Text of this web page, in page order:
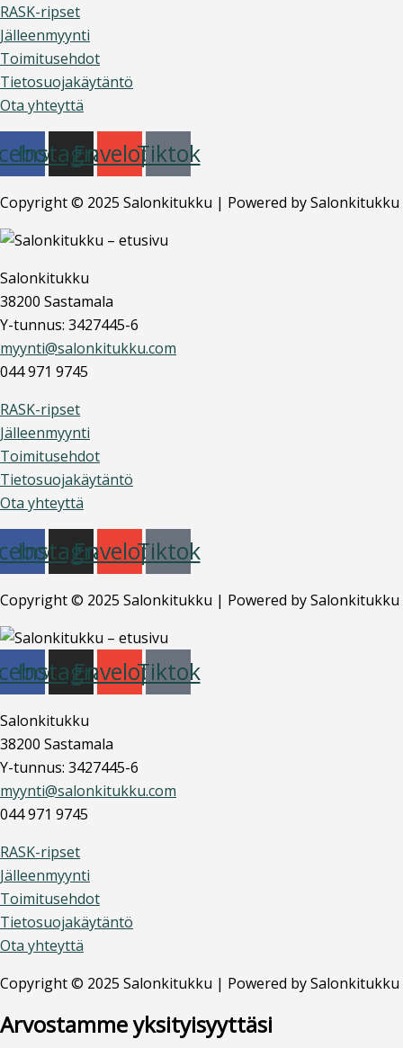
RASK-ripset
Jälleenmyynti
Toimitusehdot
Tietosuojakäytäntö
Ota yhteyttä
Instagram
EnvelopeTiktok
Copyright © 2025 Salonkitukku | Powered by Salonkitukku
Salonkitukku
38200 Sastamala
Y-tunnus: 3427445-6
myynti@salonkitukku.com
044 971 9745
RASK-ripset
Jälleenmyynti
Toimitusehdot
Tietosuojakäytäntö
Ota yhteyttä
Instagram
EnvelopeTiktok
Copyright © 2025 Salonkitukku | Powered by Salonkitukku
Instagram
EnvelopeTiktok
Salonkitukku
38200 Sastamala
Y-tunnus: 3427445-6
myynti@salonkitukku.com
044 971 9745
RASK-ripset
Jälleenmyynti
Toimitusehdot
Tietosuojakäytäntö
Ota yhteyttä
Copyright © 2025 Salonkitukku | Powered by Salonkitukku
Arvostamme yksityisyyttäsi